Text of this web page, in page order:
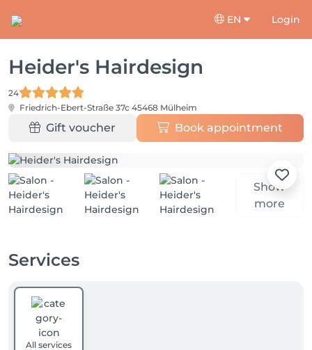
EN Login
Heider's Hairdesign
24
Friedrich-Ebert-Straße 37c 45468 Mülheim
Gift voucher Book appointment
Show
more
Services
All services